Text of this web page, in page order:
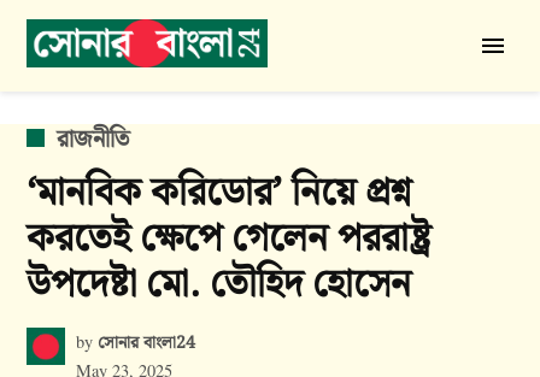
Skip
বাংলা
24
POSTED
রাজনীতি
‘মানবিক করিডোর’ নিয়ে প্রশ্ন
করতেই ক্ষেপে গেলেন পররাষ্ট্র
উপদেষ্টা মো. তৌহিদ হোসেন
by সোনার বাংলা24
May 23, 2025